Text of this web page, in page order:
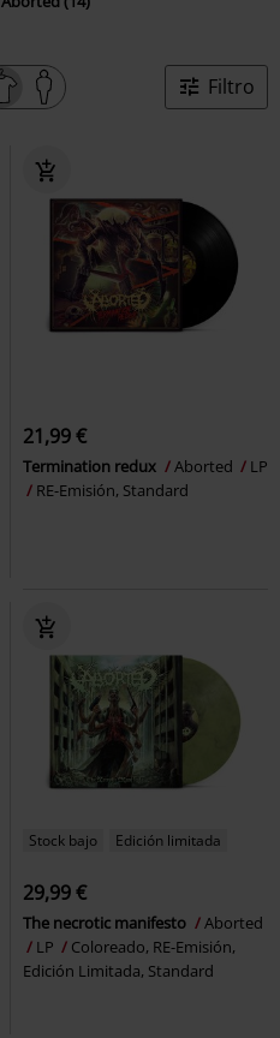
Filtro
21,99 €
Termination redux Aborted
LP
RE-Emisión, Standard
Stock bajo Edición limitada
29,99 €
The necrotic manifesto
Aborted
LP
Coloreado, RE-Emisión,
Edición Limitada, Standard